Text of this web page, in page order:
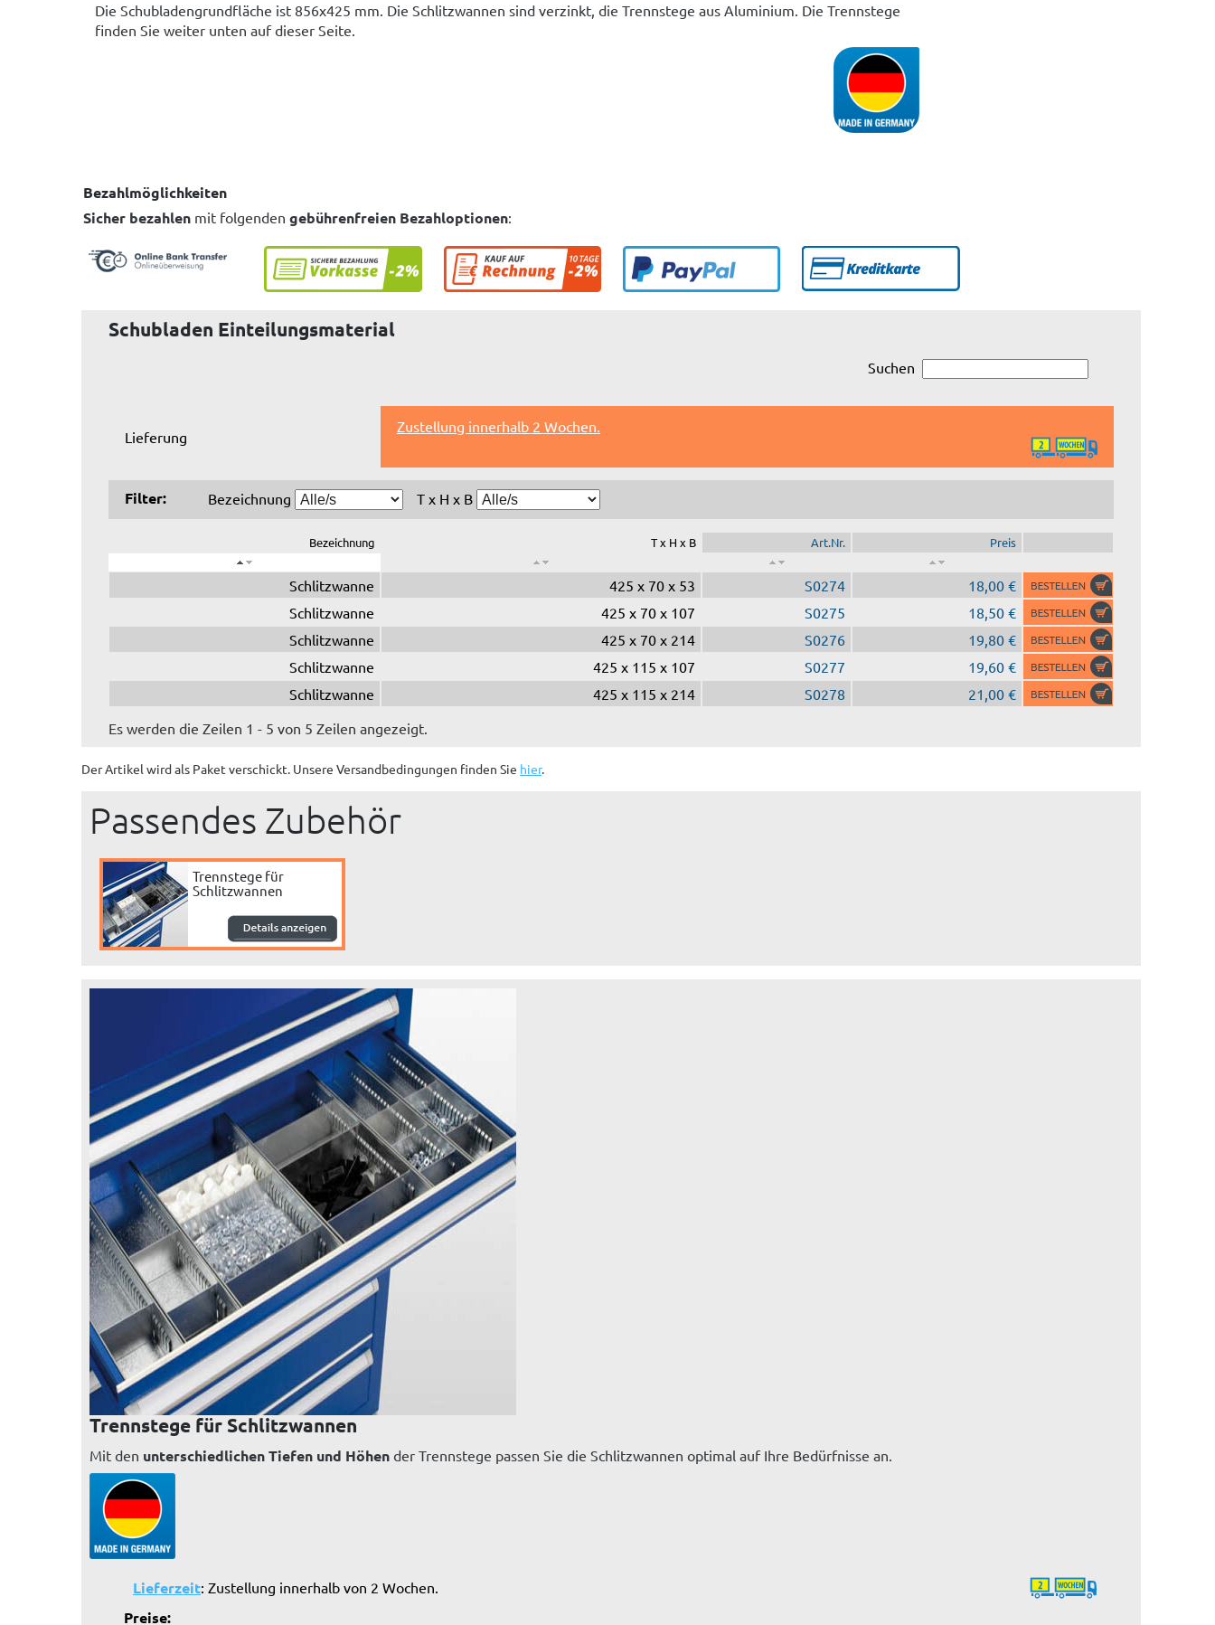
Die Schubladengrundfläche ist 856x425 mm. Die Schlitzwannen sind verzinkt, die Trennstege aus Aluminium. Die Trennstege
finden Sie weiter unten auf dieser Seite.
Bezahlmöglichkeiten
Sicher bezahlen mit folgenden gebührenfreien Bezahloptionen:
Schubladen Einteilungsmaterial
Suchen
Lieferung
Zustellung innerhalb 2 Wochen.
Filter: Bezeichnung T x H x B
Bezeichnung T x H x B Art.Nr. Preis
Schlitzwanne 425 x 70 x 53 S0274
18,00 €
Schlitzwanne
425 x 70 x 107 S0275
18,50 €
Schlitzwanne
425 x 70 x 214 S0276
19,80 €
Schlitzwanne
425 x 115 x 107 S0277
19,60 €
Schlitzwanne
425 x 115 x 214 S0278
21,00 €
Es werden die Zeilen 1 - 5 von 5 Zeilen angezeigt.
Der Artikel wirdals Paket verschickt. Unsere Versandbedingungen finden Sie hier.
Passendes Zubehör
Trennstege für
Schlitzwannen
Trennstege für Schlitzwannen
Mit den unterschiedlichenTiefen und Höhen der Trennstege passen Sie die Schlitzwannen optimal auf Ihre Bedürfnisse an.
Lieferzeit: Zustellung innerhalb von 2 Wochen.
Preise: